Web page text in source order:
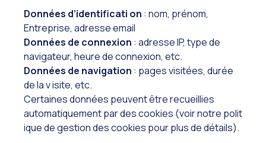
Données d’identificati on : nom, prénom,
Entreprise, adresse email
Données de connexion : adresse IP, type de
navigateur, heure de connexion, etc.
Données de navigation : pages visitées, durée
de la v isite, etc.
Certaines données peuvent être recueillies
automatiquement par des cookies (voir notre polit
ique de gestion des cookies pour plus de détails).